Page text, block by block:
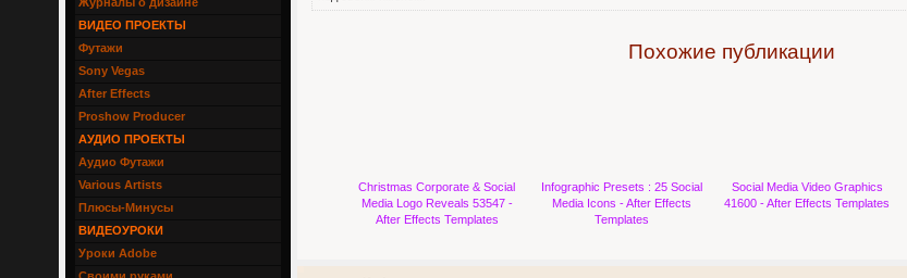
Похожие публикации
Christmas Corporate & Social
Media Logo Reveals 53547 -
After Effects Templates
Infographic Presets : 25 Social
Media Icons - After Effects
Templates
Social Media Video Graphics
41600 - After Effects Templates
ВИДЕО ПРОЕКТЫ
Футажи
Sony Vegas
After Effects
Proshow Producer
АУДИО ПРОЕКТЫ
Аудио Футажи
Various Artists
Плюсы-Минусы
ВИДЕОУРОКИ
Уроки Adobe